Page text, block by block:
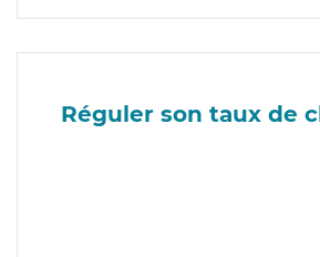
Réguler son taux de